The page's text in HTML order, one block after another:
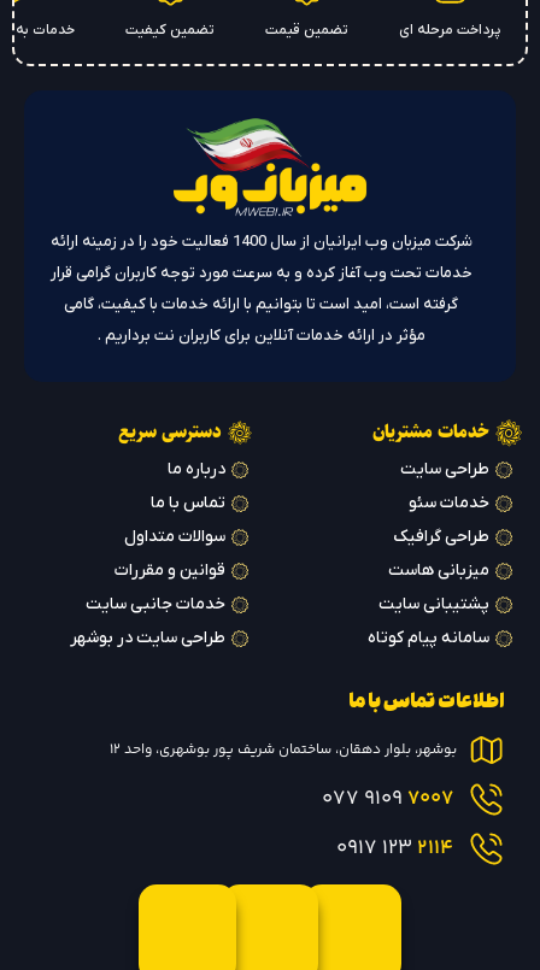
تضمین قیمت تضمین کیفیت خدمات به سراسر کشور
شرکت میزبان وب ایرانیان از سال 1400 فعالیت خود را در زمینه ارائه
خدمات تحت وب آغاز کرده و به سرعت مورد توجه کاربران گرامی قرار
گرفته است، امید است تا بتوانیم با ارائه خدمات با کیفیت، گامی
مؤثر در ارائه خدمات آنلاین برای کاربران نت برداریم .
خدمات مشتریان
طراحی سایت
خدمات سئو
طراحی گرافیک
میزبانی هاست
پشتیبانی سایت
سامانه پیام کوتاه
دسترسی سریع
درباره ما
تماس با ما
سوالات متداول
قوانین و مقررات
خدمات جانبی سایت
طراحی سایت در بوشهر
اطلاعات تماس با ما
بوشهر، بلوار دهقان، ساختمان شریف پور بوشهری، واحد 12
7007
2114